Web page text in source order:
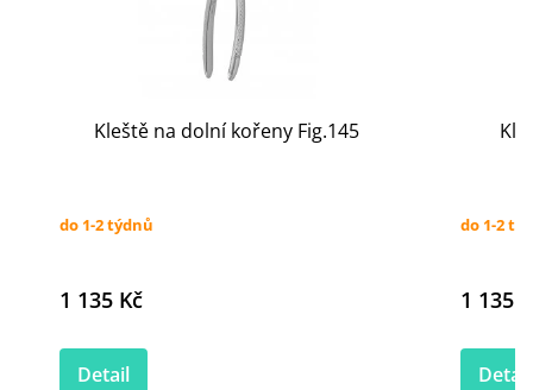
Kleště na dolní kořeny Fig.145
do 1-2 týdnů
1 135 Kč
Detail
do 1-2
1 135
Detail